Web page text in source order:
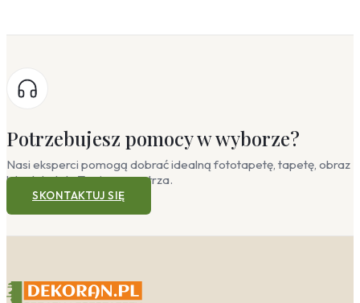
Potrzebujesz pomocy w wyborze?
Nasi eksperci pomogą dobrać idealną fototapetę, tapetę, obraz
lub plakat do Twojego wnętrza.
SKONTAKTUJ SIĘ